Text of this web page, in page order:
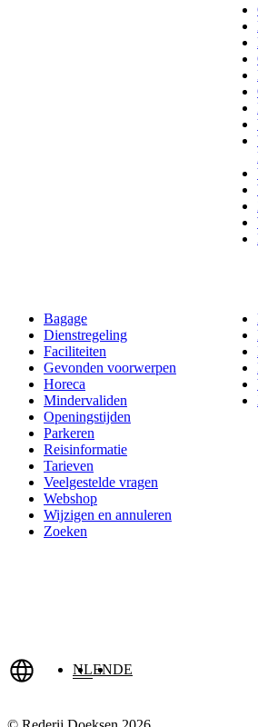
Bagage
Dienstregeling
Faciliteiten
Gevonden voorwerpen
Horeca
Mindervaliden
Openingstijden
Parkeren
Reisinformatie
Tarieven
Veelgestelde vragen
Webshop
Wijzigen en annuleren
Zoeken
NLENDE